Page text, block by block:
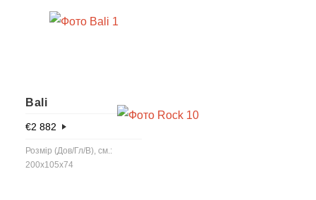
Bali
€2 882
Розмір (Дов/Гл/В), см.:
200x105x74